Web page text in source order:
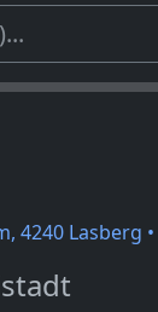
4240 Lasberg •